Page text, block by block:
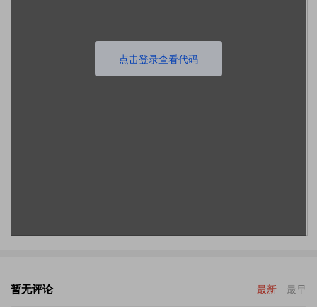
点击登录查看代码
暂无评论 最新 最早